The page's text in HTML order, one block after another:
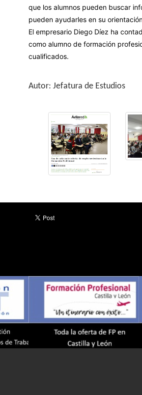
que los alumnos pueden buscar
pueden ayudarles en su
El empresario Diego Díez ha
como alumno de formación
cualificados.
Autor: Jefatura de Estudios